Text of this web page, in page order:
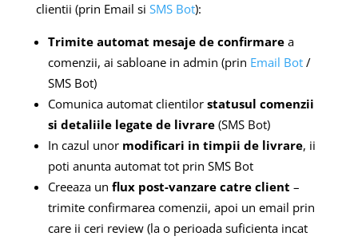
clientii (prin Email si SMS Bot):
Trimite automat mesaje de confirmarea
comenzii, ai sabloane in admin (prin Email Bot/
SMS Bot)
Comunica automat clientilor statusul comenzii
si detaliile legate de livrare(SMS Bot)
In cazul unor modificari in timpii de livrare, ii
poti anunta automat tot prin SMS Bot
Creeaza un flux post-vanzare catre client –
trimite confirmarea comenzii, apoi un email prin
care ii ceri review (la o perioada suficienta incat